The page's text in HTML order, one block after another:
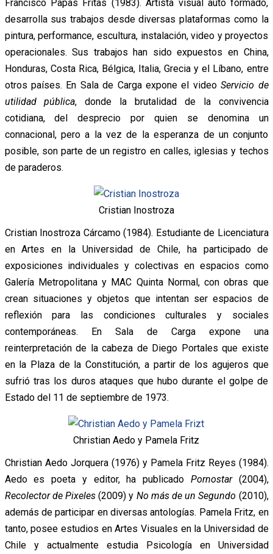
Francisco Papas Fritas (1983). Artista visual auto formado,
desarrolla sus trabajos desde diversas plataformas como la
pintura, performance, escultura, instalación, video y proyectos
operacionales. Sus trabajos han sido expuestos en China,
Honduras, Costa Rica, Bélgica, Italia, Grecia y el Líbano, entre
otros países. En Sala de Carga expone el videoServicio de
utilidad pública, donde la brutalidad de la convivencia
cotidiana, del desprecio por quien se denomina un
connacional, pero a la vez de la esperanza de un conjunto
posible, son parte de un registro en calles, iglesias y techos
de paraderos.
Cristian Inostroza
Cristian Inostroza Cárcamo (1984). Estudiante de Licenciatura
en Artes en la Universidad de Chile, ha participado de
exposiciones individuales y colectivas en espacios como
Galería Metropolitana y MAC Quinta Normal, con obras que
crean situaciones y objetos que intentan ser espacios de
reflexión para las condiciones culturales y sociales
contemporáneas. En Sala de Carga expone una
reinterpretación de la cabeza de Diego Portales que existe
en la Plaza de la Constitución, a partir de los agujeros que
sufrió tras los duros ataques que hubo durante el golpe de
Estado del 11 de septiembre de 1973.
Christian Aedo y Pamela Fritz
Christian Aedo Jorquera (1976) y Pamela Fritz Reyes (1984).
Aedo es poeta y editor, ha publicado Pornostar(2004),
Recolector de Pixeles(2009) y No más de un Segundo (2010),
además de participar en diversas antologías. Pamela Fritz, en
tanto, posee estudios en Artes Visuales en la Universidad de
Chile y actualmente estudia Psicología en Universidad